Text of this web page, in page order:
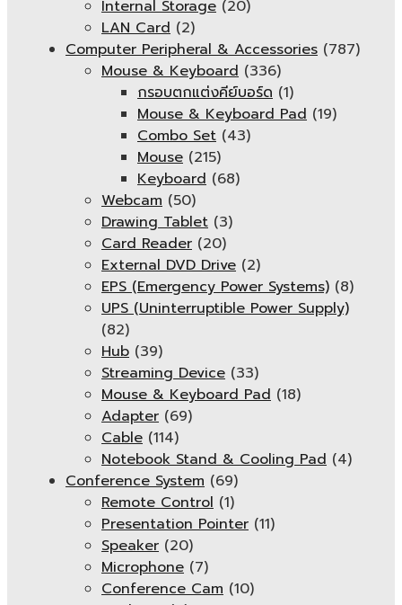
Internal Storage (20)
LAN Card (2)
Computer Peripheral & Accessories (787)
Mouse & Keyboard (336)
กรอบตกแต่งคีย์บอร์ด (1)
Mouse & Keyboard Pad (19)
Combo Set (43)
Mouse (215)
Keyboard (68)
Webcam (50)
Drawing Tablet (3)
Card Reader (20)
External DVD Drive (2)
EPS (Emergency Power Systems) (8)
UPS (Uninterruptible Power Supply)
(82)
Hub (39)
Streaming Device (33)
Mouse & Keyboard Pad (18)
Adapter (69)
Cable (114)
Notebook Stand & Cooling Pad (4)
Conference System (69)
Remote Control (1)
Presentation Pointer (11)
Speaker (20)
Microphone (7)
Conference Cam (10)